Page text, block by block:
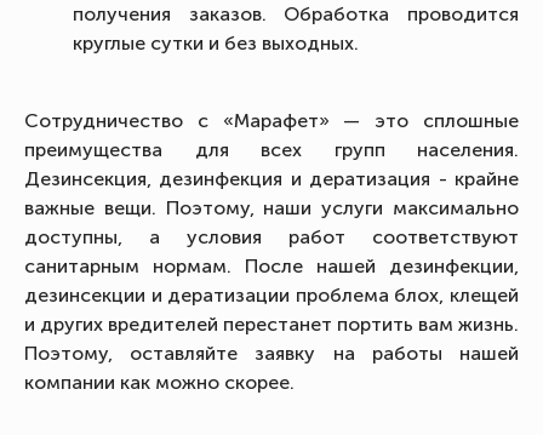
получения заказов. Обработка проводится
круглые сутки и без выходных.
Сотрудничество с «Марафет» — это сплошные
преимущества для всех групп населения.
Дезинсекция, дезинфекция и дератизация - крайне
важные вещи. Поэтому, наши услуги максимально
доступны, а условия работ соответствуют
санитарным нормам. После нашей дезинфекции,
дезинсекции и дератизации проблема блох, клещей
и других вредителей перестанет портить вам жизнь.
Поэтому, оставляйте заявку на работы нашей
компании как можно скорее.